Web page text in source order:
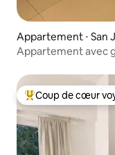
Appartement ⋅ San
Appartement avec
Coups de cœur
Coup de cœur